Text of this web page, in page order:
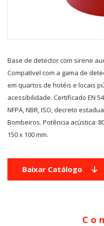
Base de detector com sirene
Compatível com a gama de
em quartos de hotéis e locais
acessibilidade. Certificado EN
NFPA, NBR, ISO, decreto
Bombeiros. Potência acústica:
150 x 100 mm.
Baixar Catálogo